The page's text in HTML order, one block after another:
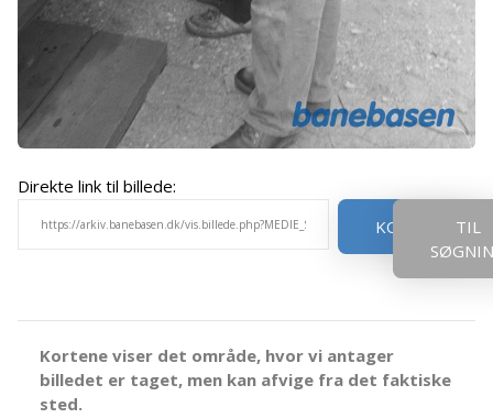
Direkte link til billede:
KOPIER
TIL
Kortene viser det område, hvor vi antager
billedet er taget, men kan afvige fra det faktiske
sted.